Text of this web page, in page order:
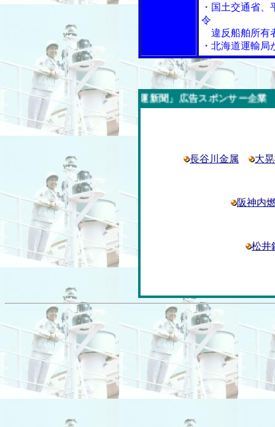
・国土交通省
令
違反船舶所有
・北海道運輸
内航海運新聞」広告スポンサー企業
長谷川金属 大
阪神内
松井